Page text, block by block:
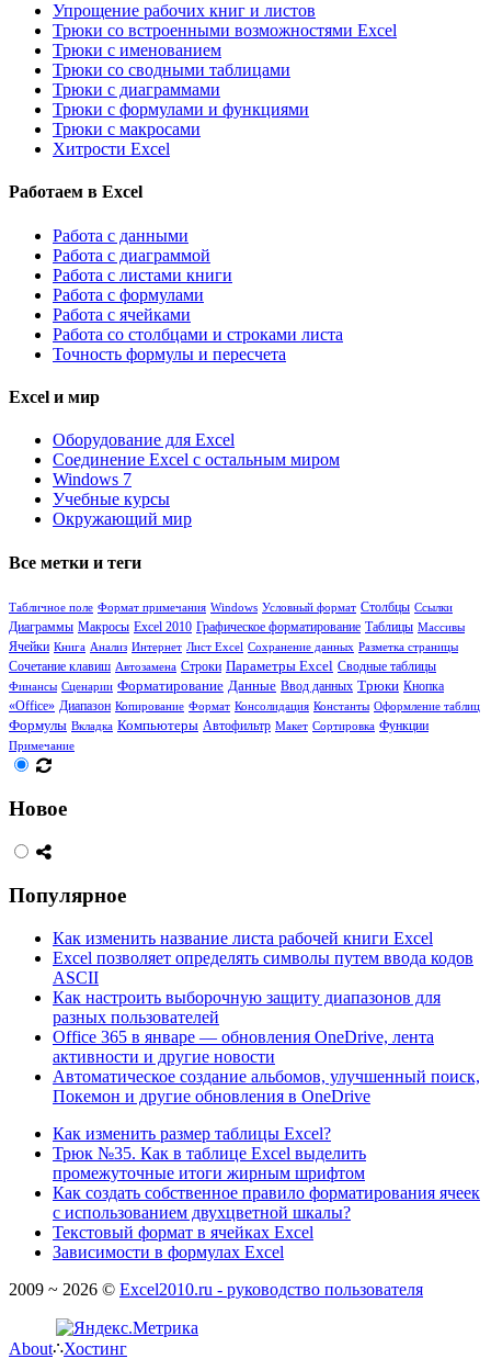
Упрощение рабочих книг и листов
Трюки со встроенными возможностями Excel
Трюки с именованием
Трюки со сводными таблицами
Трюки с диаграммами
Трюки с формулами и функциями
Трюки с макросами
Хитрости Excel
Работаем в Excel
Работа с данными
Работа с диаграммой
Работа с листами книги
Работа с формулами
Работа с ячейками
Работа со столбцами и строками листа
Точность формулы и пересчета
Excel и мир
Оборудование для Excel
Соединение Excel с остальным миром
Windows 7
Учебные курсы
Окружающий мир
Все метки и теги
Табличное поле Формат примечания Windows Условный формат Столбцы Ссылки
Диаграммы Макросы Excel 2010 Графическое форматирование Таблицы Массивы
Ячейки Книга Анализ Интернет Лист Excel Сохранение данных Разметка страницы
Сочетание клавиш Автозамена Строки Параметры Excel Сводные таблицы
Финансы Сценарии Форматирование Данные Ввод данных Трюки Кнопка
«Office» Диапазон Копирование Формат Консолидация Константы Оформление таблиц
Формулы Вкладка Компьютеры Автофильтр Макет Сортировка Функции
Примечание
Новое
Популярное
Как изменить название листа рабочей книги Excel
Excel позволяет определять символы путем ввода кодов
ASCII
Как настроить выборочную защиту диапазонов для
разных пользователей
Office 365 в январе — обновления OneDrive, лента
активности и другие новости
Автоматическое создание альбомов, улучшенный поиск,
Покемон и другие обновления в OneDrive
Как изменить размер таблицы Excel?
Трюк №35. Как в таблице Excel выделить
промежуточные итоги жирным шрифтом
Как создать собственное правило форматирования ячеек
с использованием двухцветной шкалы?
Текстовый формат в ячейках Excel
Зависимости в формулах Excel
2009 ~ 2026 © Excel2010.ru - руководство пользователя
About∴Хостинг